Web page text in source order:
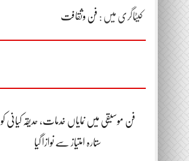
کیٹاگری میں : فن وثقافت
فن موسیقی میں نمایاں خدمات، حدیقہ کیانی کو
ستارہ امتیاز سے نوازا گیا